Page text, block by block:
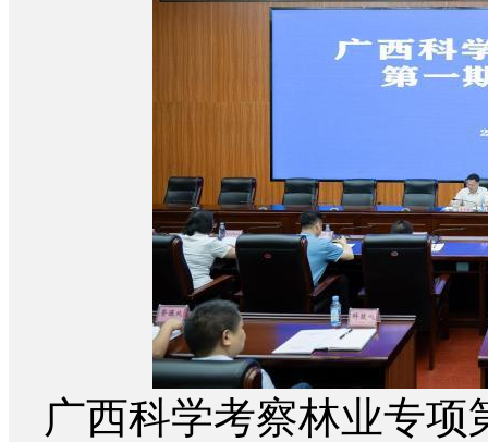
广西科学考察林业专